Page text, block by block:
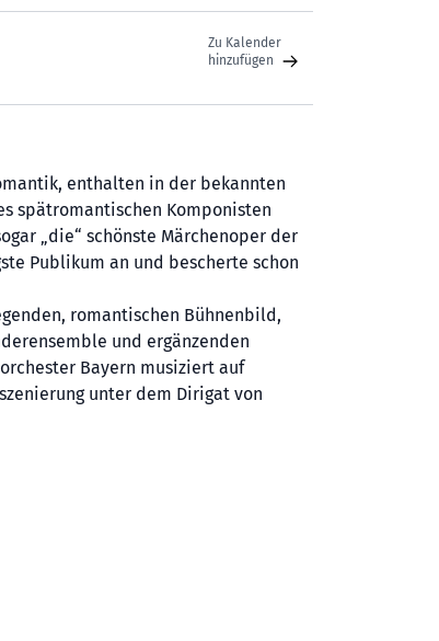
Zu Kalender
hinzufügen
enthalten in der bekannten
spätromantischen Komponisten
„die“ schönste Märchenoper der
Publikum an und bescherte schon
romantischen Bühnenbild,
und ergänzenden
Bayern musiziert auf
unter dem Dirigat von